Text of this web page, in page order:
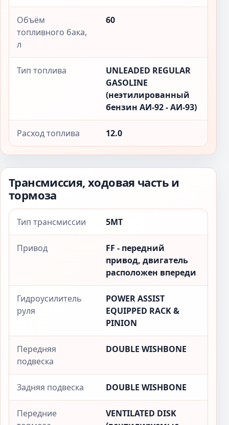
Объём
топливного бака,
л
60
Тип топлива
UNLEADED REGULAR
GASOLINE
(неэтилированный
бензин АИ-92 - АИ-93)
Расход топлива 12.0
Трансмиссия, ходовая часть и
тормоза
Тип трансмиссии 5MT
Привод
FF - передний
привод, двигатель
расположен впереди
Гидроусилитель
руля
POWER ASSIST
EQUIPPED RACK &
PINION
Передняя
подвеска
DOUBLE WISHBONE
Задняя подвеска DOUBLE WISHBONE
Передние
VENTILATED DISK